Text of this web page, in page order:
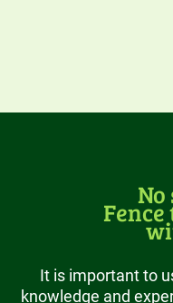
It is important to
knowledge and